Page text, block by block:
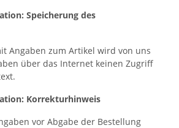
Speicherung des
Angaben zum Artikel wird von uns
über das Internet keinen Zugriff
Korrekturhinweis
vor Abgabe der Bestellung